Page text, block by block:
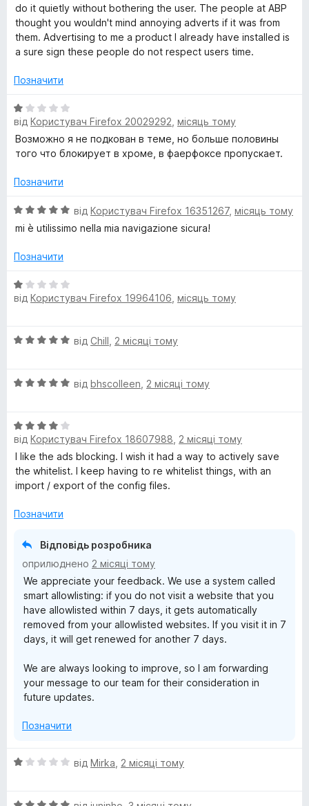
1
з
5
do it quietly without bothering the user. The people at ABP
thought you wouldn't mind annoying adverts if it was from
them. Advertising to me a product I already have installed is
a sure sign these people do not respect users time.
Позначити
О
ц
н
а
з
5
від Користувач Firefox 20029292 місяць тому
Возможно я не подкован в теме, но больше половины
того что блокирует в хроме, в фаерфоксе пропускает.
Позначити
О
ц
н
а
5
від Користувач Firefox 16351267, місяць тому
mi è utilissimo nella mia navigazione sicura!
Позначити
О
ц
к
з
від Користувач Firefox 19964106 місяць тому
О
н
5
з
5
від Chill 2 місяці тому
О
н
к
а
5
з
від bhscolleen 2 місяці тому
О
ц
н
к
4
від Користувач Firefox 18607988 2 місяці тому
I like the ads blocking. I wish it had a way to actively save
the whitelist. I keep having to re whitelist things, with an
import / export of the config files.
Позначити
Відповідь розробника
оприлюднено 2 місяці тому
We appreciate your feedback. We use a system called
smart allowlisting: if you do not visit a website that you
have allowlisted within 7 days, it gets automatically
removed from your allowlisted websites. If you visit it in 7
days, it will get renewed for another 7 days.
We are always looking to improve, so I am forwarding
your message to our team for their consideration in
future updates.
Позначити
О
від Mirka 2 місяці тому